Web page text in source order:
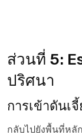
ส่วนที่ 5:
ปริศนา
การเข้าดันเ
กลับไปยังพื้นที่หลั